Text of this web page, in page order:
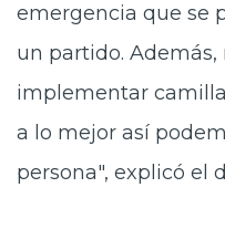
emergencia que se
un partido. Además,
implementar
a lo mejor así
persona", explicó el